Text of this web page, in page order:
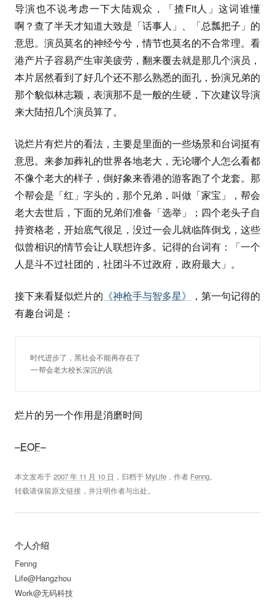
导演也不说考虑一下大陆观众，「揸Fit人」这词谁懂
啊？查了半天才知道大致是「话事人」、「总瓢把子」的
意思。演员莫名的神经兮兮，情节也莫名的不合常理。看
港产片子容易产生审美疲劳，翻来覆去就是那几个演员，
本片居然看到了好几个还不那么熟悉的面孔，扮演兄弟的
那个貌似林志颖，表演那不是一般的生硬，下次建议导演
来大陆招几个演员算了。
说烂片有烂片的看法，主要是里面的一些场景和台词挺有
意思。来参加葬礼的世界各地老大，无论哪个人怎么看都
不像个老大的样子，倒好象来香港的游客跑了个龙套。那
个帮会是「红」字头的，那个兄弟，叫做「家宝」，帮会
老大去世后，下面的兄弟们准备「选举」；四个老头子自
持资格老，开始底气很足，没过一会儿就临阵倒戈，这些
似曾相识的情节会让人联想许多。记得的台词有：「一个
人是斗不过社团的，社团斗不过政府，政府最大」。
接下来看疑似烂片的 《神枪手与智多星》
，第一句记得的
有趣台词是：
时代进步了，黑社会不能再存在了
--帮会老大校长深沉的说
烂片的另一个作用是消磨时间
–EOF–
本文发布于2007 年 11 月 10 日 ，归档于 MyLife ，作者 Fenng。
转载请保留原文链接，并注明作者与出处。
个人介绍
Fenng
Life@Hangzhou
Work@无码科技